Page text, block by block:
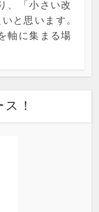
、「小さい改
と思います。
軸に集まる場
！